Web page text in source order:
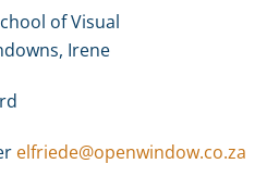
of Visual
Irene
elfriede@openwindow.co.za